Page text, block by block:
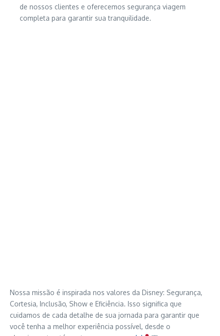
de nossos clientes e oferecemos segurança viagem
completa para garantir sua tranquilidade.
Nossa missão é inspirada nos valores da Disney: Segurança,
Cortesia, Inclusão, Show e Eficiência. Isso significa que
cuidamos de cada detalhe de sua jornada para garantir que
você tenha a melhor experiência possível, desde o